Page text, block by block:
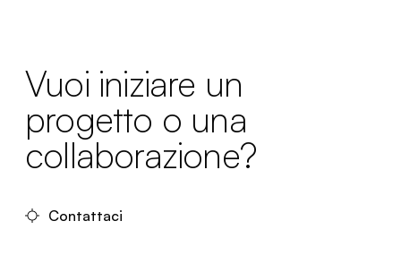
Vuoi iniziare un
progetto o una
collaborazione?
Contattaci